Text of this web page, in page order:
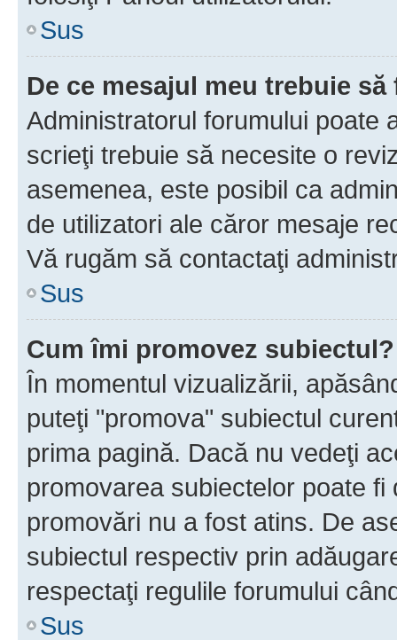
Sus
De ce mesajul meu trebuie
Administratorul forumului poate
scrieţi trebuie să necesite o
asemenea, este posibil ca
de utilizatori ale căror mesaje
Vă rugăm să contactaţi
Sus
Cum îmi promovez subiectul?
În momentul vizualizării,
puteţi "promova" subiectul
prima pagină. Dacă nu vedeţi
promovarea subiectelor poate
promovări nu a fost atins. De
subiectul respectiv prin
respectaţi regulile forumului
Sus